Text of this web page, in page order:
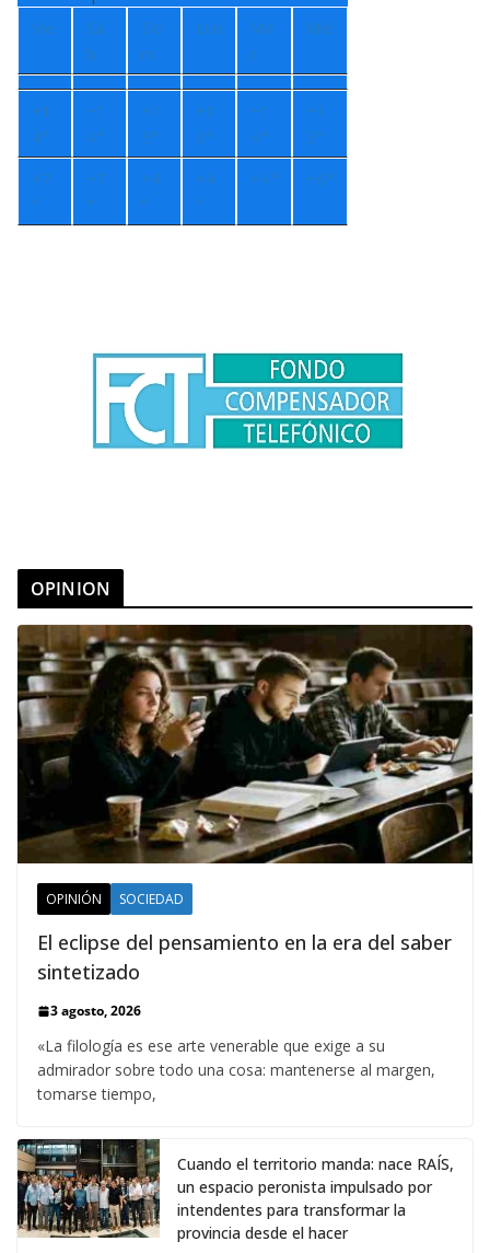
Vie
Sá
b
Do
m
Lun
Ma
r
Mié
+1
4°
+1
4°
+1
5°
+1
3°
+1
4°
+1
3°
+7
°
+7
°
+4
°
+4
°
+4° +6°
OPINION
OPINIÓN SOCIEDAD
El eclipse del pensamiento en la era del saber
sintetizado
3 agosto, 2026
«La filología es ese arte venerable que exige a su
admirador sobre todo una cosa: mantenerse al margen,
tomarse tiempo,
Cuando el territorio manda: nace RAÍS,
un espacio peronista impulsado por
intendentes para transformar la
provincia desde el hacer